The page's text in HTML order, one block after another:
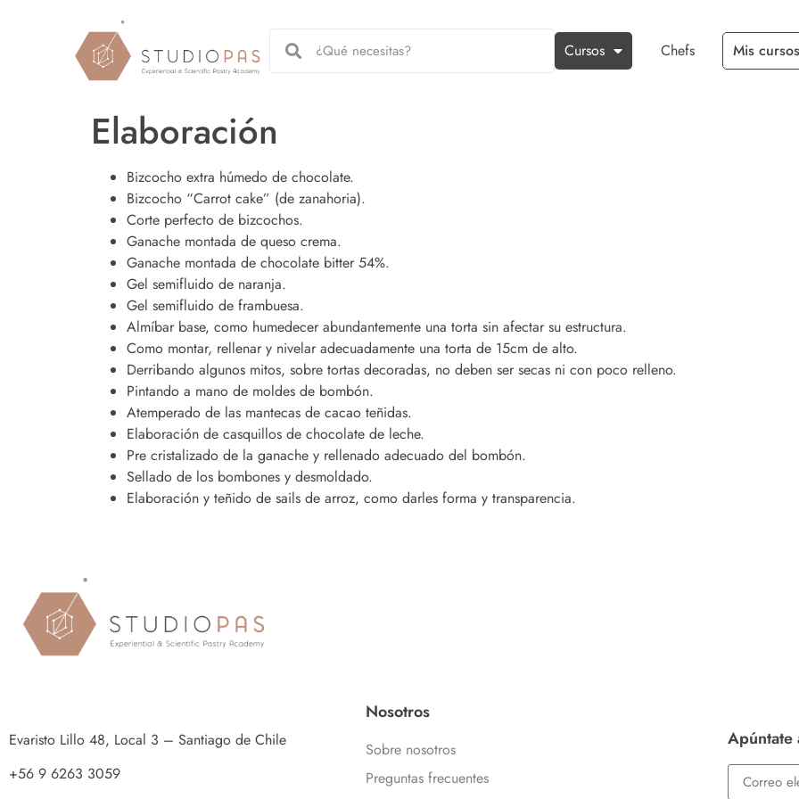
Cursos Chefs Mis
Elaboración
Bizcocho extra húmedo de chocolate.
Bizcocho “Carrot cake” (de zanahoria).
Corte perfecto de bizcochos.
Ganache montada de queso crema.
Ganache montada de chocolate bitter 54%.
Gel semifluido de naranja.
Gel semifluido de frambuesa.
Almíbar base, como humedecer abundantemente una torta sin afectar su estructura.
Como montar, rellenar y nivelar adecuadamente una torta de 15cm de alto.
Derribando algunos mitos, sobre tortas decoradas, no deben ser secas ni con poco relleno.
Pintando a mano de moldes de bombón.
Atemperado de las mantecas de cacao teñidas.
Elaboración de casquillos de chocolate de leche.
Pre cristalizado de la ganache y rellenado adecuado del bombón.
Sellado de los bombones y desmoldado.
Elaboración y teñido de sails de arroz, como darles forma y transparencia.
Evaristo Lillo 48, Local 3 – Santiago de Chile
+56 9 6263 3059
Nosotros
Sobre nosotros
Preguntas frecuentes
Apúntate